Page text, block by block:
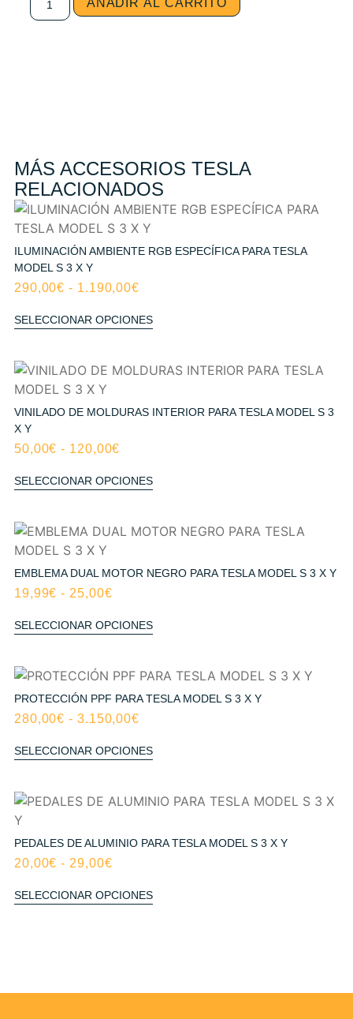
MÁS ACCESORIOS TESLA
RELACIONADOS
ILUMINACIÓN AMBIENTE RGB ESPECÍFICA PARA TESLA
MODEL S 3 X Y
290,00€ - 1.190,00€
SELECCIONAR OPCIONES
VINILADO DE MOLDURAS INTERIOR PARA TESLA MODEL S 3
X Y
50,00€ - 120,00€
SELECCIONAR OPCIONES
EMBLEMA DUAL MOTOR NEGRO PARA TESLA MODEL S 3 X Y
19,99€ - 25,00€
SELECCIONAR OPCIONES
PROTECCIÓN PPF PARA TESLA MODEL S 3 X Y
280,00€ - 3.150,00€
SELECCIONAR OPCIONES
PEDALES DE ALUMINIO PARA TESLA MODEL S 3 X Y
20,00€ - 29,00€
SELECCIONAR OPCIONES